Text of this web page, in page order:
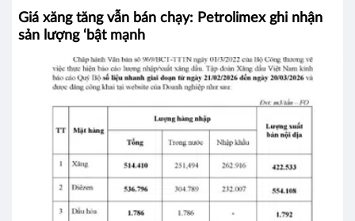
Giá xăng tăng vẫn bán chạy: Petrolimex ghi nhận
sản lượng ‘bật mạnh